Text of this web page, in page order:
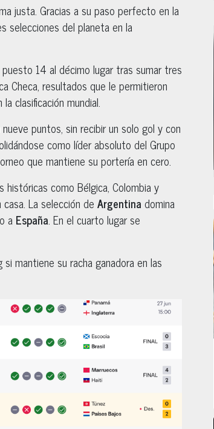
justa. Gracias a su paso perfecto en la
selecciones del planeta en la
14 al décimo lugar tras sumar tres
Checa, resultados que le permitieron
clasificación mundial.
puntos, sin recibir un solo gol y con
como líder absoluto del Grupo
que mantiene su portería en cero.
como Bélgica, Colombia y
La selección de Argentina domina
a España. En el cuarto lugar se
mantiene su racha ganadora en las